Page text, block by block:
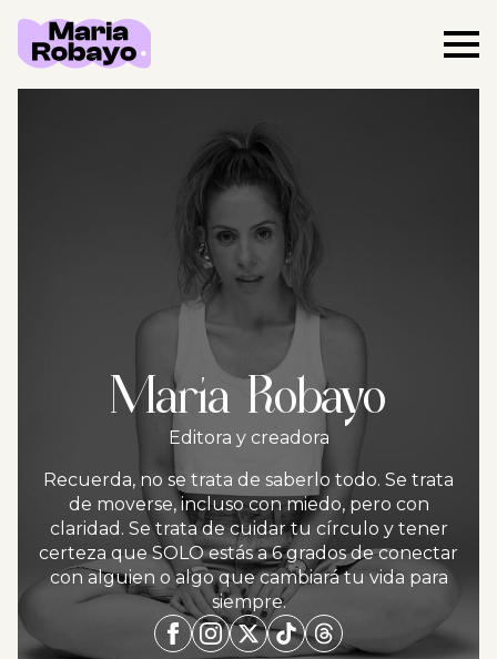
María Robayo
Editora y creadora
Recuerda, no se trata de saberlo todo. Se trata
de moverse, incluso con miedo, pero con
claridad. Se trata de cuidar tu círculo y tener
certeza que SOLO estás a 6 grados de conectar
con alguien o algo que cambiará tu vida para
siempre.